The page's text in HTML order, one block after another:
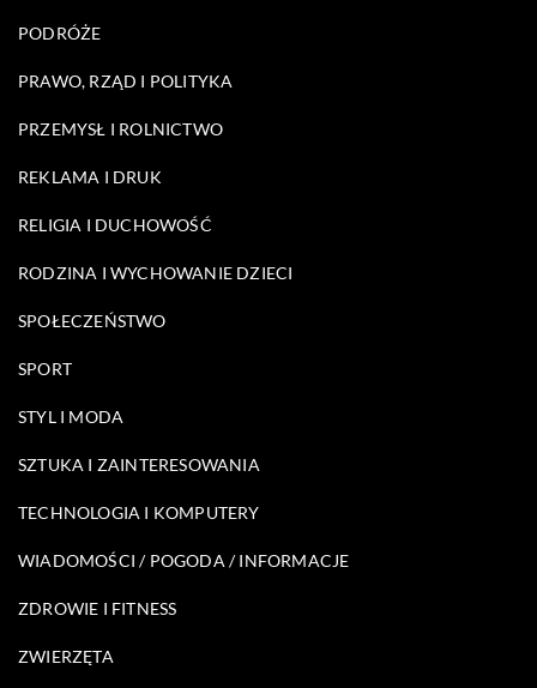
PODRÓŻE
PRAWO, RZĄD I POLITYKA
PRZEMYSŁ I ROLNICTWO
REKLAMA I DRUK
RELIGIA I DUCHOWOŚĆ
RODZINA I WYCHOWANIE DZIECI
SPOŁECZEŃSTWO
SPORT
STYL I MODA
SZTUKA I ZAINTERESOWANIA
TECHNOLOGIA I KOMPUTERY
WIADOMOŚCI / POGODA / INFORMACJE
ZDROWIE I FITNESS
ZWIERZĘTA